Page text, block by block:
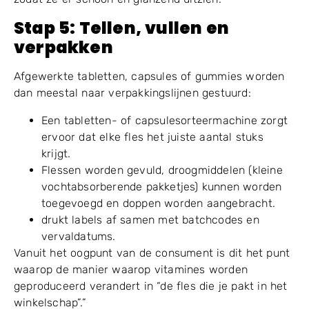
Stap 5: Tellen, vullen en
verpakken
Afgewerkte tabletten, capsules of gummies worden
dan meestal naar verpakkingslijnen gestuurd:
Een tabletten- of capsulesorteermachine zorgt
ervoor dat elke fles het juiste aantal stuks
krijgt.
Flessen worden gevuld, droogmiddelen (kleine
vochtabsorberende pakketjes) kunnen worden
toegevoegd en doppen worden aangebracht.
drukt labels af samen met batchcodes en
vervaldatums.
Vanuit het oogpunt van de consument is dit het punt
waarop de manier waarop vitamines worden
geproduceerd verandert in “de fles die je pakt in het
winkelschap”.”